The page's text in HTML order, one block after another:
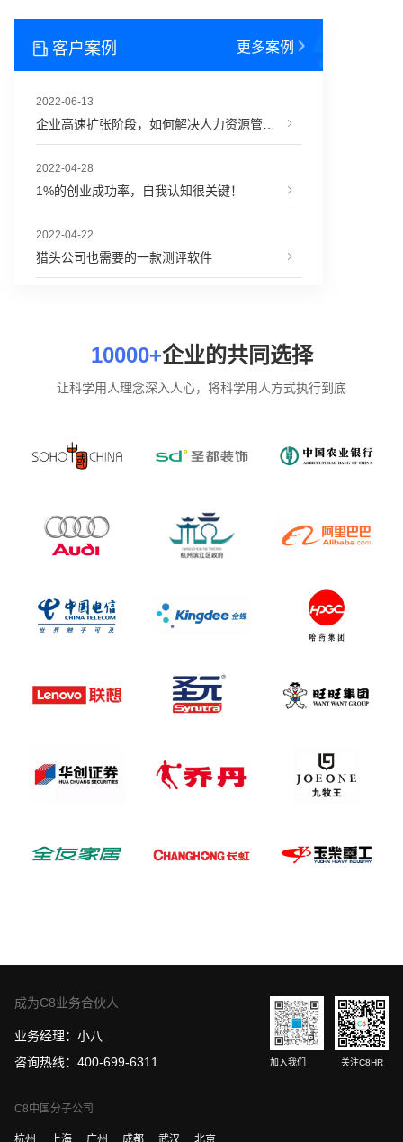
客户案例 更多案例
2022-06-13
2022-04-28
1%的创业成功率，自我认知很关键！
2022-04-22
猎头公司也需要的一款测评软件
10000+企业的共同选择
让科学用人理念深入人心，将科学用人方式执行到底
成为C8业务合伙人
业务经理：小八
咨询热线：400-699-6311
加入我们 关注C8HR
C8中国分子公司
杭州 上海 广州 成都 武汉 北京